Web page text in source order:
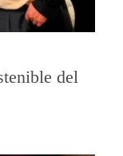
del